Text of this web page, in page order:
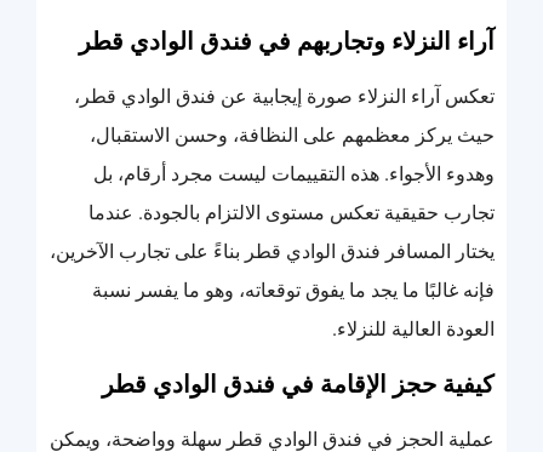
آراء النزلاء وتجاربهم في فندق الوادي قطر
تعكس آراء النزلاء صورة إيجابية عن فندق الوادي قطر،
حيث يركز معظمهم على النظافة، وحسن الاستقبال،
وهدوء الأجواء. هذه التقييمات ليست مجرد أرقام، بل
تجارب حقيقية تعكس مستوى الالتزام بالجودة. عندما
يختار المسافر فندق الوادي قطر بناءً على تجارب الآخرين،
فإنه غالبًا ما يجد ما يفوق توقعاته، وهو ما يفسر نسبة
العودة العالية للنزلاء.
كيفية حجز الإقامة في فندق الوادي قطر
عملية الحجز في فندق الوادي قطر سهلة وواضحة، ويمكن